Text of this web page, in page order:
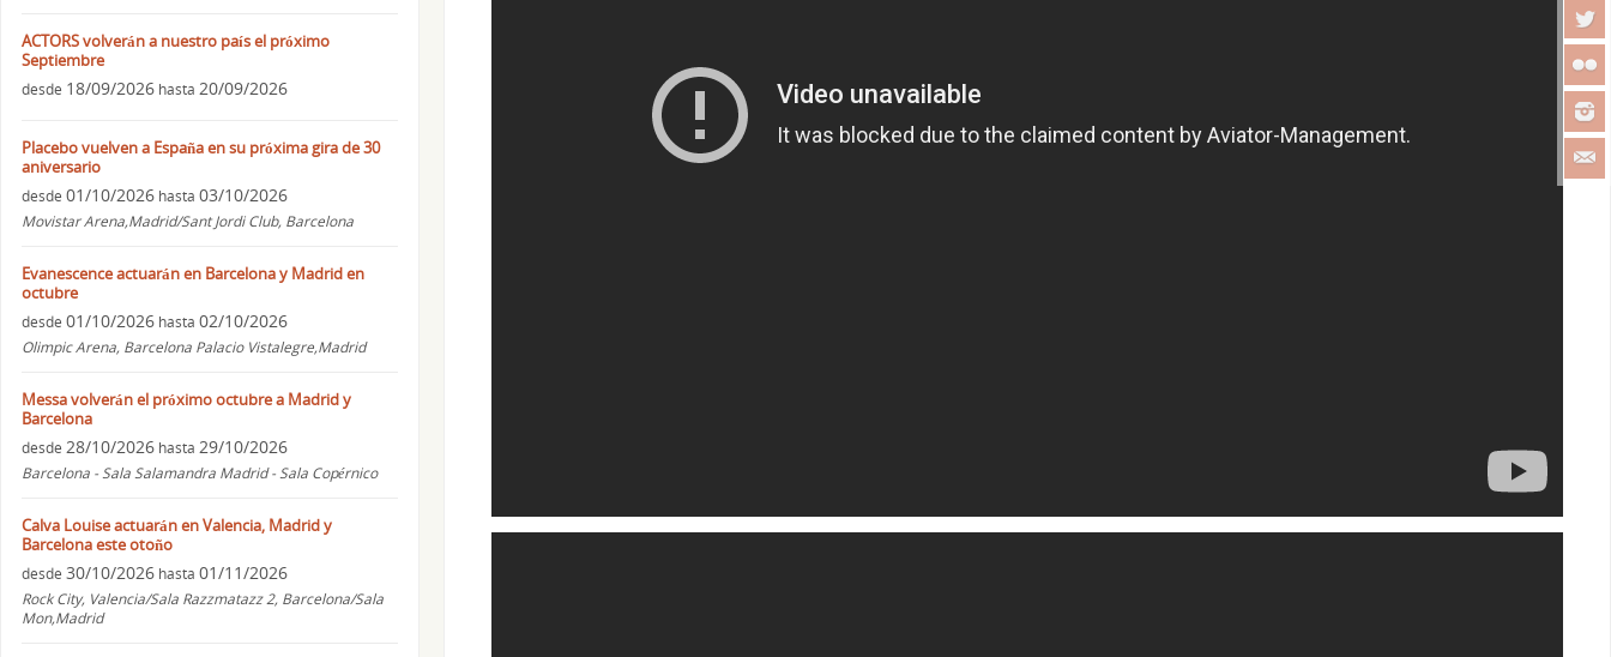
ACTORS volverán a nuestro país el próximo
Septiembre
desde 18/09/2026 hasta 20/09/2026
Placebo vuelven a España en su próxima gira de 30
aniversario
desde 01/10/2026 hasta 03/10/2026
Movistar Arena,Madrid/Sant Jordi Club, Barcelona
Evanescence actuarán en Barcelona y Madrid en
octubre
desde 01/10/2026 hasta 02/10/2026
Olimpic Arena, Barcelona Palacio Vistalegre,Madrid
Messa volverán el próximo octubre a Madrid y
Barcelona
desde 28/10/2026 hasta 29/10/2026
Barcelona - Sala Salamandra Madrid - Sala Copérnico
Calva Louise actuarán en Valencia, Madrid y
Barcelona este otoño
desde 30/10/2026 hasta 01/11/2026
Rock City, Valencia/Sala Razzmatazz 2, Barcelona/Sala
Mon,Madrid